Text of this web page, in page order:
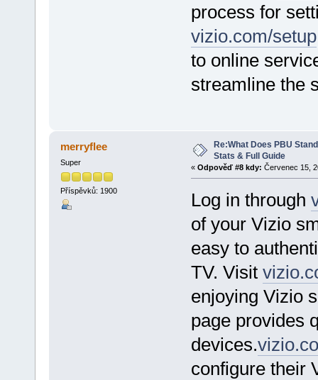
process for
vizio.com/setup
to online
streamline the
merryflee
Super
Příspěvků: 1900
Re:What Does PBU
Stats & Full Guide
« Odpověď #8 kdy: Červenec 15,
Log in through
of your Vizio
easy to
TV. Visit
enjoying Vizio
page provides
devices.
configure their